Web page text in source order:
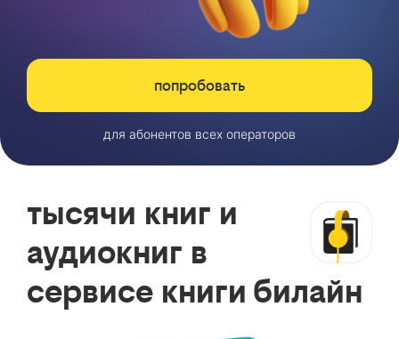
попробовать
для абонентов всех операторов
тысячи книг и
аудиокниг в
сервисе книги билайн